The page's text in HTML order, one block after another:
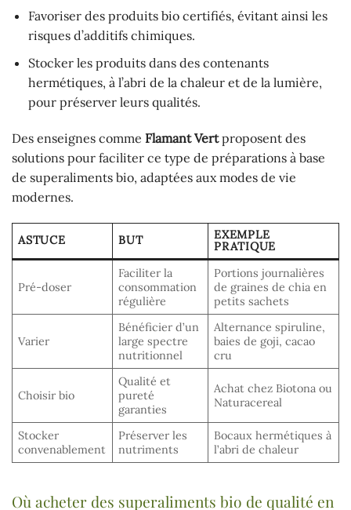
Favoriser des produits bio certifiés, évitant ainsi les
risques d’additifs chimiques.
Stocker les produits dans des contenants
hermétiques, à l’abri de la chaleur et de la lumière,
pour préserver leurs qualités.
Des enseignes comme Flamant Vertproposent des
solutions pour faciliter ce type de préparations à base
de superaliments bio, adaptées aux modes de vie
modernes.
ASTUCE BUT
EXEMPLE
PRATIQUE
Pré-doser
Faciliter la
consommation
régulière
Portions journalières
de graines de chia en
petits sachets
Varier
Bénéficier d’un
large spectre
nutritionnel
Alternance spiruline,
baies de goji, cacao
cru
Choisir bio
Qualité et
pureté
garanties
Achat chez Biotona ou
Naturacereal
Stocker
convenablement
Préserver les
nutriments
Bocaux hermétiques à
l’abri de chaleur
Où acheter des superaliments bio de qualité en